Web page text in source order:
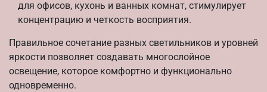
для офисов, кухонь и ванных комнат, стимулирует
концентрацию и четкость восприятия.
Правильное сочетание разных светильников и уровней
яркости позволяет создавать многослойное
освещение, которое комфортно и функционально
одновременно.